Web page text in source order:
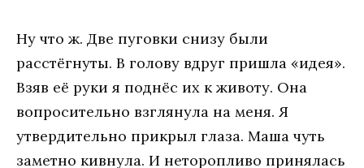
Ну что ж. Две пуговки снизу были
расстёгнуты. В голову вдруг пришла «идея».
Взяв её руки я поднёс их к животу. Она
вопросительно взглянула на меня. Я
утвердительно прикрыл глаза. Маша чуть
заметно кивнула. И неторопливо принялась